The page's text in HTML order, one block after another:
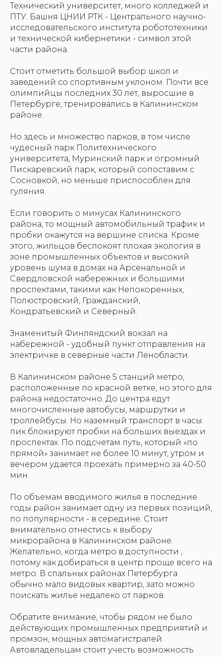
Технический университет, много колледжей и
ПТУ. Башня ЦНИИ РТК - Центрального научно-
исследовательского института робототехники
и технической кибернетики - символ этой
части района.
Стоит отметить большой выбор школ и
заведений со спортивным уклоном. Почти все
олимпийцы последних 30 лет, выросшие в
Петербурге, тренировались в Калининском
районе.
Но здесь и множество парков, в том числе
чудесный парк Политехнического
университета, Муринский парк и огромный
Пискаревский парк, который сопоставим с
Сосновкой, но меньше приспособлен для
гуляния.
Если говорить о минусах Калининского
района, то мощный автомобильный трафик и
пробки окажутся на вершине списка. Кроме
этого, жильцов беспокоят плохая экология в
зоне промышленных объектов и высокий
уровень шума в домах на Арсенальной и
Свердловской набережных и большими
проспектами, такими как Непокоренных,
Полюстровский, Гражданский,
Кондратьевский и Северный.
Знаменитый Финляндский вокзал на
набережной - удобный пункт отправления на
электричке в северные части Ленобласти.
В Калининском районе 5 станций метро,
расположенные по красной ветке, но этого для
района недостаточно. До центра едут
многочисленные автобусы, маршрутки и
троллейбусы. Но наземный транспорт в часы
пик блокируют пробки на больших выездах и
проспектах. По подсчетам путь, который «по
прямой» занимает не более 10 минут, утром и
вечером удается проехать примерно за 40-50
мин.
По объемам вводимого жилья в последние
годы район занимает одну из первых позиций,
по популярности - в середине. Стоит
внимательно отнестись к выбору
микрорайона в Калининском районе.
Желательно, когда метро в доступности ,
потому как добираться в центр проще всего на
метро. В спальных районах Петербурга
обычно мало видовых квартир, зато можно
поискать жилье недалеко от парков.
Обратите внимание, чтобы рядом не было
действующих промышленных предприятий и
промзон, мощных автомагистралей.
Автовладельцам стоит учесть возможность